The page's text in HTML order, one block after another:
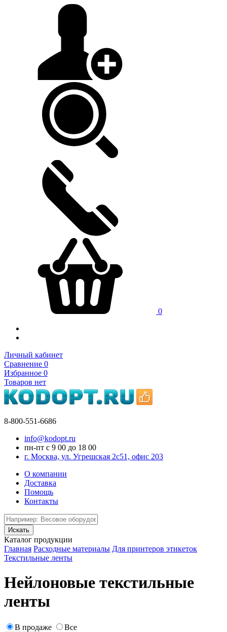
0
Личный кабинет
Сравнение 0
Избранное 0
Товаров нет
8-800-551-6686
info@kodopt.ru
пн-пт с 9 00 до 18 00
г. Москва, ул. Угрешская 2с51, офис 203
О компании
Доставка
Помощь
Контакты
Каталог продукции
Главная Расходные материалы Для принтеров этикеток
Текстильные ленты
Нейлоновые текстильные
ленты
В продаже Все